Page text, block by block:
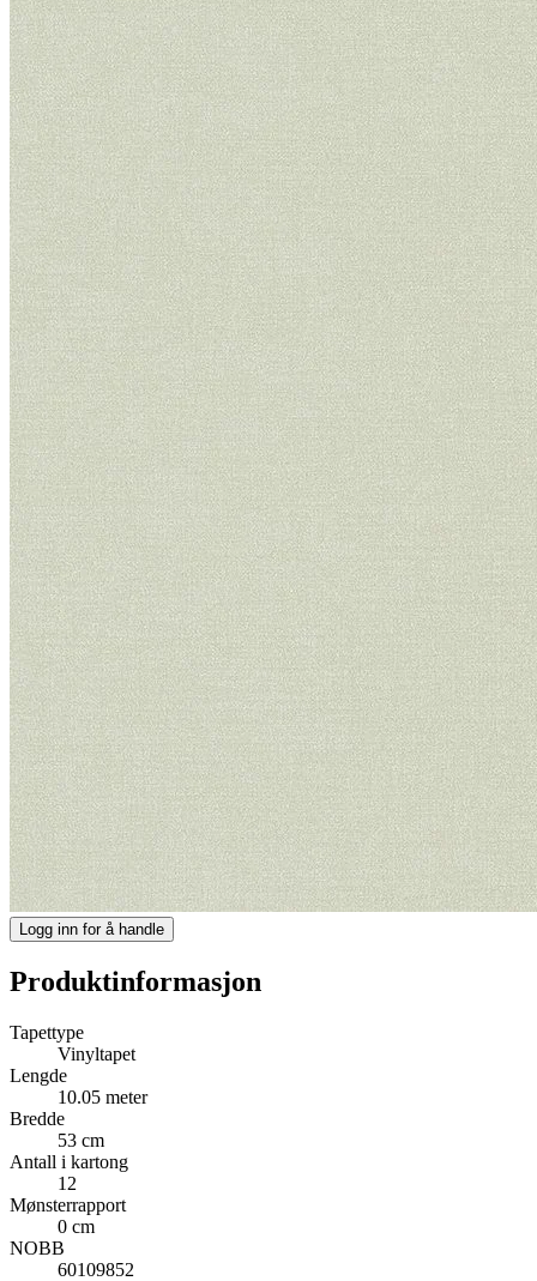
Logg inn for å handle
Produktinformasjon
Tapettype
Vinyltapet
Lengde
10.05 meter
Bredde
53 cm
Antall i kartong
12
Mønsterrapport
0 cm
NOBB
60109852